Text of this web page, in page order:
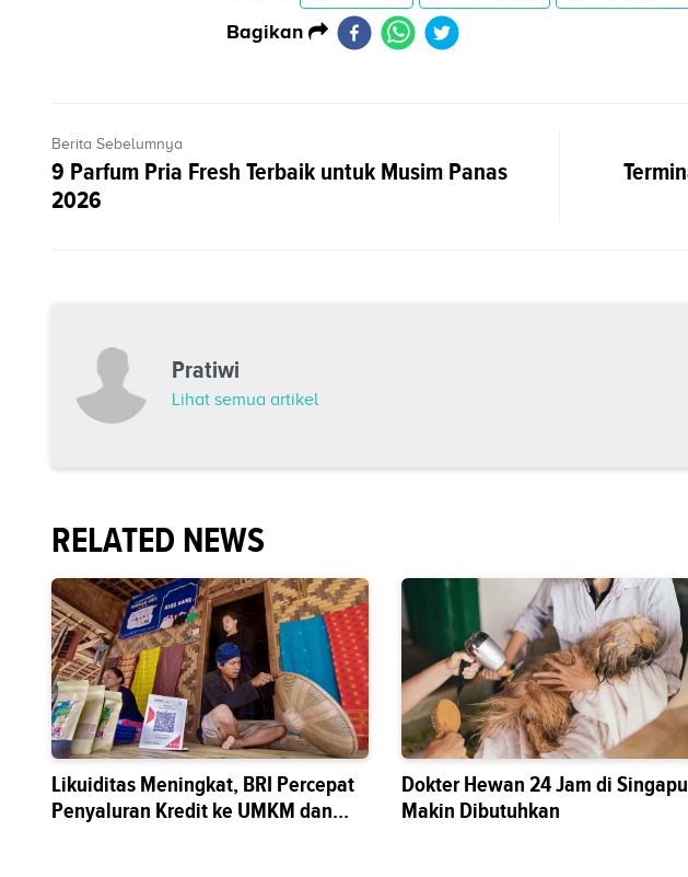
Bagikan
Berita Sebelumnya
9 Parfum Pria Fresh Terbaik untuk Musim Panas
2026
Pratiwi
Lihat semua artikel
RELATED NEWS
Likuiditas Meningkat, BRI Percepat
Penyaluran Kredit ke UMKM dan
Dokter Hewan 24 Jam di
Makin Dibutuhkan